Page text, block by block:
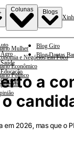
Colunas
Mulher
e Negócios Em Foco
Econômico
Político
Blogs
Blog Giro
Blog Dantas
a
2026, mas que o